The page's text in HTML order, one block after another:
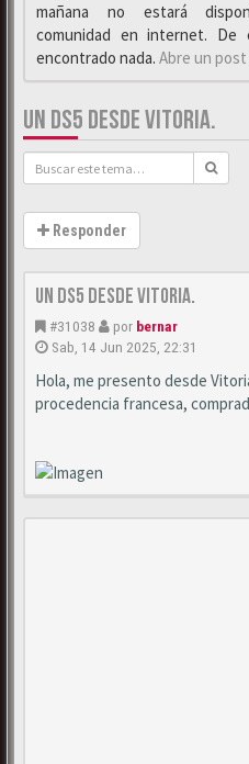
mañana no estará
comunidad en internet. De
encontrado nada. Abre un
UN DS5 DESDE VITORIA.
Responder
Un DS5 desde Vitoria.
#31038 por bernar
Sab, 14 Jun 2025, 22:31
Hola, me presento desde
procedencia francesa,